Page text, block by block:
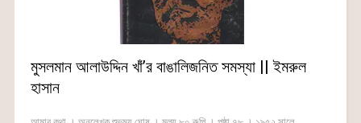
মুসলমান আলাউদ্দিন খাঁ’র বাঙালিজনিত সমস্যা || ইমরুল
হাসান